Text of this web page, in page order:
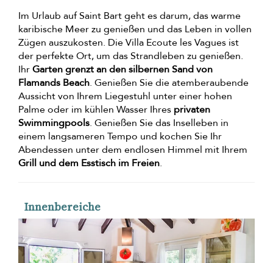
Im Urlaub auf Saint Bart geht es darum, das warme
karibische Meer zu genießen und das Leben in vollen
Zügen auszukosten. Die Villa Ecoute les Vagues ist
der perfekte Ort, um das Strandleben zu genießen.
IhrGarten grenzt an den silbernen Sand von
Flamands Beach. Genießen Sie die atemberaubende
Aussicht von Ihrem Liegestuhl unter einer hohen
Palme oder im kühlen Wasser Ihres privaten
Swimmingpools. Genießen Sie das Inselleben in
einem langsameren Tempo und kochen Sie Ihr
Abendessen unter dem endlosen Himmel mit Ihrem
Grill und dem Esstisch im Freien.
Innenbereiche